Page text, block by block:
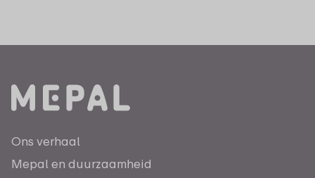
Ons verhaal
Mepal en duurzaamheid